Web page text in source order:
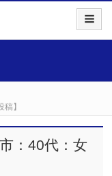
】
：40代：女